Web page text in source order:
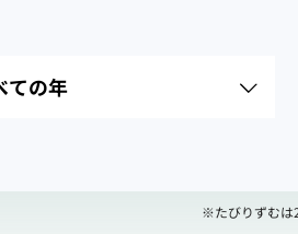
※たびりずむは